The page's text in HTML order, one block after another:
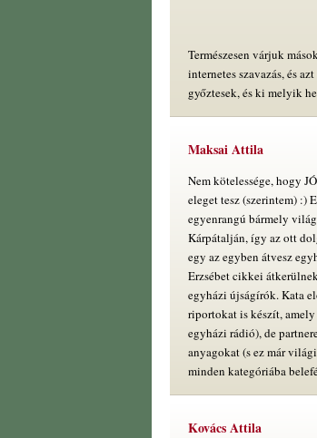
Természesen várjuk
internetes szavazás, és
győztesek, és ki melyik
Maksai Attila
Nem kötelessége, hogy
eleget tesz (szerintem) :)
egyenrangú bármely
Kárpátalján, így az ott
egy az egyben átvesz
Erzsébet cikkei
egyházi újságírók. Kata
riportokat is készít,
egyházi rádió), de
anyagokat (s ez már
minden kategóriába
Kovács Attila